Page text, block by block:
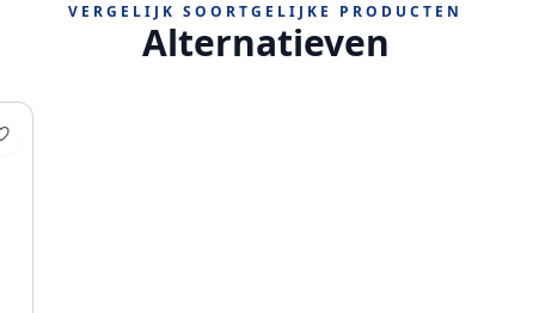
VERGELIJK SOORTGELIJKE PRODUCTEN
Alternatieven